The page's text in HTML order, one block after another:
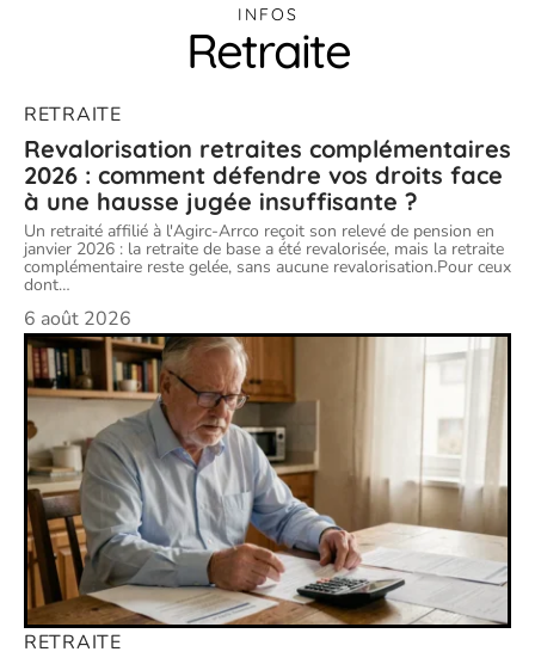
INFOS
Retraite
RETRAITE
Revalorisation retraites complémentaires
2026 : comment défendre vos droits face
à une hausse jugée insuffisante ?
Un retraité affilié à l'Agirc-Arrco reçoit son relevé de pension en
janvier 2026 : la retraite de base a été revalorisée, mais la retraite
complémentaire reste gelée, sans aucune revalorisation.Pour ceux
dont…
6 août 2026
RETRAITE